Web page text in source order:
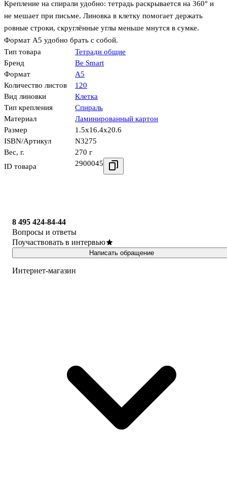
Крепление на спирали удобно: тетрадь раскрывается на 360° и
не мешает при письме. Линовка в клетку помогает держать
ровные строки, скруглённые углы меньше мнутся в сумке.
Формат А5 удобно брать с собой.
Тип товара
Тетради общие
Бренд
Be Smart
Формат
А5
Количество листов
120
Вид линовки
Клетка
Тип крепления
Спираль
Материал
Ламинированный картон
Размер
1.5x16.4x20.6
ISBN/Артикул
N3275
Вес, г.
270 г
ID товара
2900045
8 495 424-84-44
Вопросы и ответы
Поучаствовать в интервью
Написать обращение
Интернет-магазин